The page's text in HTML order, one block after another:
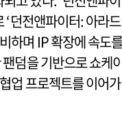
‘던전앤파이터: 아라드
하며 IP 확장에 속도를
덤을 기반으로 쇼케
업 프로젝트를 이어가